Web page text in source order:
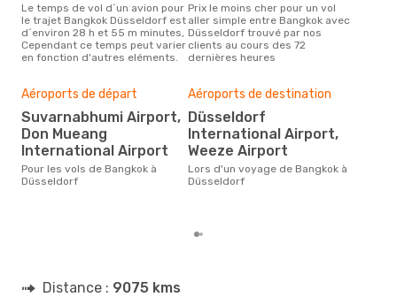
Le temps de vol d´un avion pour
le trajet Bangkok Düsseldorf est
d´environ 28 h et 55 m minutes,
Cependant ce temps peut varier
en fonction d'autres eléments.
Prix le moins cher pour un vol
aller simple entre Bangkok avec
Düsseldorf trouvé par nos
clients au cours des 72
dernières heures
Aéroports de départ
Suvarnabhumi Airport,
Don Mueang
International Airport
Pour les vols de Bangkok à
Düsseldorf
Aéroports de destination
Düsseldorf
International Airport,
Weeze Airport
Lors d'un voyage de Bangkok à
Düsseldorf
Distance : 9075 kms